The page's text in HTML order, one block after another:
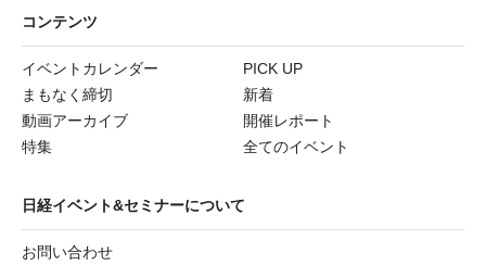
コンテンツ
イベントカレンダー
PICK UP
まもなく締切
新着
動画アーカイブ
開催レポート
特集
全てのイベント
日経イベント&セミナーについて
お問い合わせ